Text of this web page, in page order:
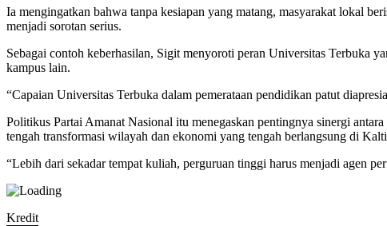
Ia mengingatkan bahwa tanpa kesiapan yang matang, masyarakat lokal
menjadi sorotan serius.
Sebagai contoh keberhasilan, Sigit menyoroti peran Universitas Terbuka
kampus lain.
“Capaian Universitas Terbuka dalam pemerataan pendidikan patut
Politikus Partai Amanat Nasional itu menegaskan pentingnya sinergi
tengah transformasi wilayah dan ekonomi yang tengah berlangsung di
“Lebih dari sekadar tempat kuliah, perguruan tinggi harus menjadi agen
Kredit